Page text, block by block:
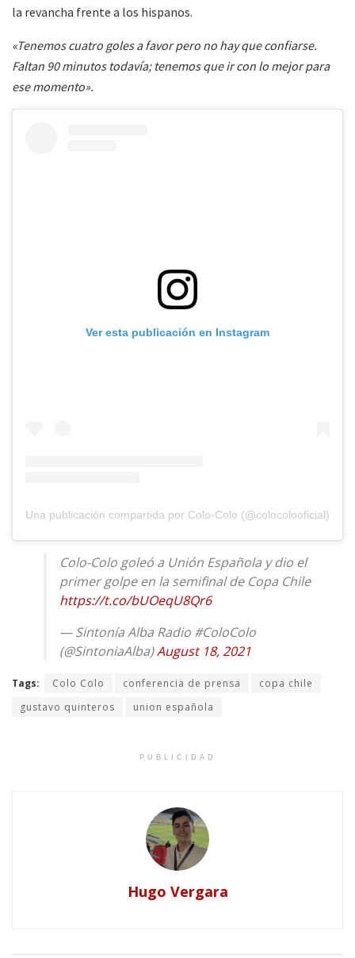
la revancha frente a los hispanos.
«Tenemos cuatro goles a favor pero no hay que confiarse.
Faltan 90 minutos todavía; tenemos que ir con lo mejor para
ese momento».
Ver esta publicación en Instagram
Una publicación compartida por Colo-Colo (@colocolooficial)
Colo-Colo goleó a Unión Española y dio el
primer golpe en la semifinal de Copa Chile
https://t.co/bUOeqU8Qr6
— Sintonía Alba Radio #ColoColo
(@SintoniaAlba)August 18, 2021
Tags: Colo Colo conferencia de prensa
copa chile
gustavo quinteros
union española
PUBLICIDAD
Hugo Vergara